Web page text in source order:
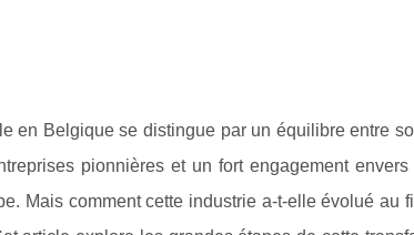
en Belgique se distingue par un équilibre entre
pionnières et un fort engagement
Mais comment cette industrie a-t-elle évolué